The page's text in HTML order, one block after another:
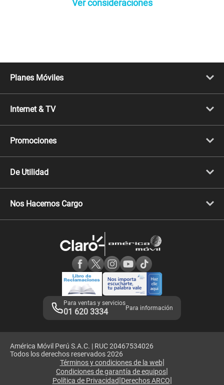
Ver consideraciones
Planes Móviles
Línea Nueva
Línea Adicional
Migración
Internet & TV
Internet + TV
Mejora tu plan
Promociones
Celulares iPhone
Celulares Samsung
Celulares Motorola
De Utilidad
Llamada por llamada
Comprobantes electrónicos
Consulta de IMEI
Nos Hacemos Cargo
Consulta de reclamos
Adquirientes iPhone 6, 6S y SE
Mensaje de Seguridad
Términos y Condiciones de Tienda Claro
Libro de Reclamaciones
Legales de marketplace
Para ventas y servicios
01 620 3334 Para información
América Móvil Perú S.A.C. | RUC 20467534026
Todos los derechos reservados 2026
Términos y condiciones de la web|
Condiciones de garantía de equipos|
Política de Privacidad|Derechos ARCO|